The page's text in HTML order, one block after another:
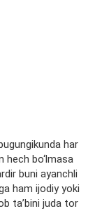
har
hech bo‘lmasa
buni ayanchli
ham ijodiy yoki
ta’bini juda tor